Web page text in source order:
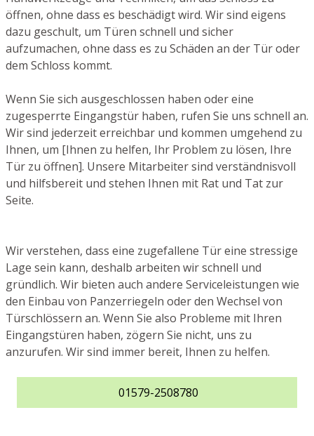
öffnen, ohne dass es beschädigt wird. Wir sind eigens
dazu geschult, um Türen schnell und sicher
aufzumachen, ohne dass es zu Schäden an der Tür oder
dem Schloss kommt.
Wenn Sie sich ausgeschlossen haben oder eine
zugesperrte Eingangstür haben, rufen Sie uns schnell an.
Wir sind jederzeit erreichbar und kommen umgehend zu
Ihnen, um [Ihnen zu helfen, Ihr Problem zu lösen, Ihre
Tür zu öffnen]. Unsere Mitarbeiter sind verständnisvoll
und hilfsbereit und stehen Ihnen mit Rat und Tat zur
Seite.
Wir verstehen, dass eine zugefallene Tür eine stressige
Lage sein kann, deshalb arbeiten wir schnell und
gründlich. Wir bieten auch andere Serviceleistungen wie
den Einbau von Panzerriegeln oder den Wechsel von
Türschlössern an. Wenn Sie also Probleme mit Ihren
Eingangstüren haben, zögern Sie nicht, uns zu
anzurufen. Wir sind immer bereit, Ihnen zu helfen.
01579-2508780